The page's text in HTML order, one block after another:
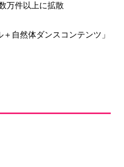
万件以上に拡散
自然体ダンスコンテンツ」